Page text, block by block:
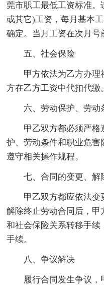
莞市职工最低工资标准
或其它)工资，每月基本
确定。当月工资在次月号
五、社会保险
甲方依法为乙方办理
方在乙方工资中代扣代缴。
六、劳动保护、劳动
甲乙双方都必须严格
护、劳动条件和职业危
遵守相关操作规程。
七、合同的变更、解
甲乙双方都应依法变
解除终止劳动合同后，甲
和社会保险关系转移手
手续。
八、争议解决
履行合同发生争议